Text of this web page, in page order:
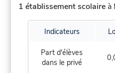
1 établissement scolaire à
Indicateurs
Part d'élèves
dans le privé